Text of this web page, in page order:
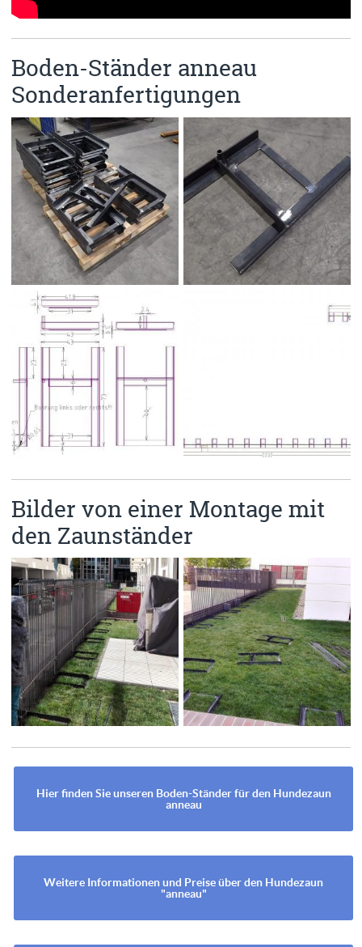
Boden-Ständer anneau
Sonderanfertigungen
Bilder von einer Montage mit
den Zaunständer
Hier finden Sie unseren Boden-Ständer für den Hundezaun
anneau
Weitere Informationen und Preise über den Hundezaun
"anneau"